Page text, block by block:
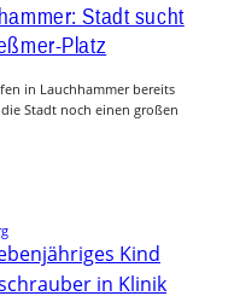
Stadt sucht
Platz
in Lauchhammer bereits
Stadt noch einen großen